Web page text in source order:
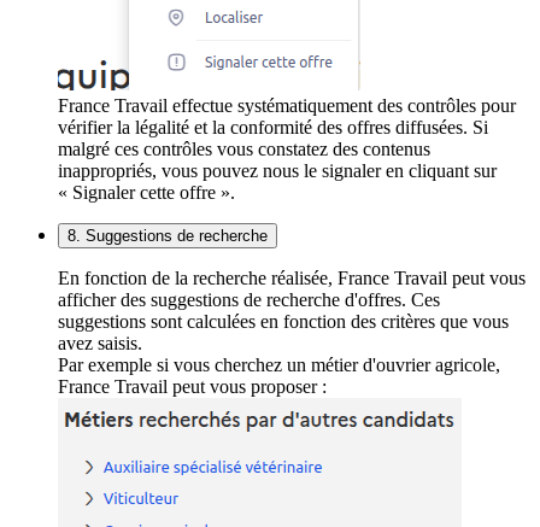
France Travail effectue systématiquement des contrôles pour
vérifier la légalité et la conformité des offres diffusées. Si
malgré ces contrôles vous constatez des contenus
inappropriés, vous pouvez nous le signaler en cliquant sur
« Signaler cette offre ».
8. Suggestions de recherche
En fonction de la recherche réalisée, France Travail peut vous
afficher des suggestions de recherche d'offres. Ces
suggestions sont calculées en fonction des critères que vous
avez saisis.
Par exemple si vous cherchez un métier d'ouvrier agricole,
France Travail peut vous proposer :